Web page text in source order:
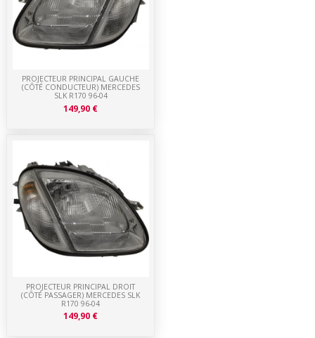
PROJECTEUR PRINCIPAL DROIT
(CÔTÉ PASSAGER) MERCEDES SLK
R170 96-04
149,90 €
PROJECTEUR PRINCIPAL GAUCHE
(CÔTÉ CONDUCTEUR) MERCEDES
SLK R170 96-04
149,90 €